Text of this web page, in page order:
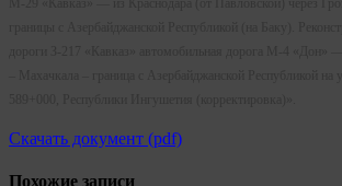
Скачать документ (pdf)
Похожие записи